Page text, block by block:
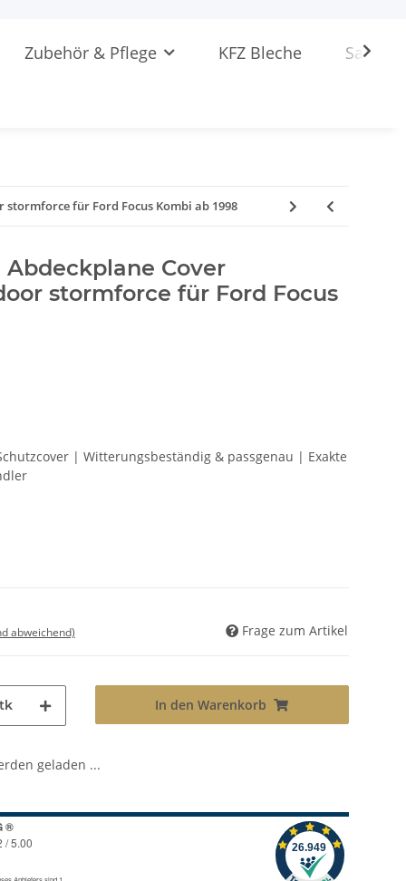
Zubehör & Pflege KFZ Bleche
für Ford Focus Kombi ab 1998
Cover
stormforce für Ford Focus
| Witterungsbeständig & passgenau | Exakte
abweichend) Frage zum Artikel
In den Warenkorb
geladen ...